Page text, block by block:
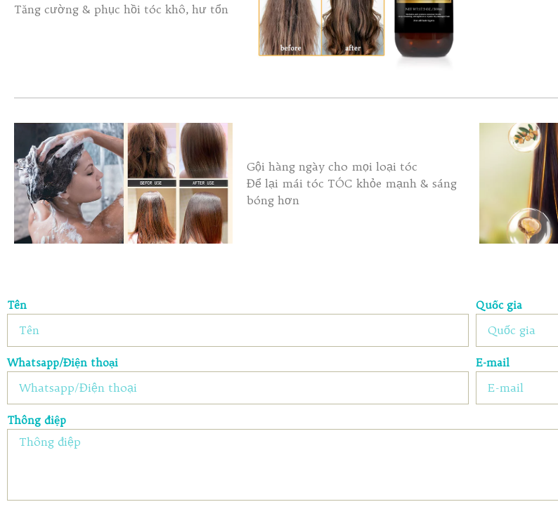
Tăng cường & phục hồi tóc khô, hư tổn
Gội hàng ngày cho mọi loại tóc
Để lại mái tóc TÓC khỏe mạnh & sáng
bóng hơn
Tên Quốc gia
Whatsapp/Điện thoại E-mail
Thông điệp